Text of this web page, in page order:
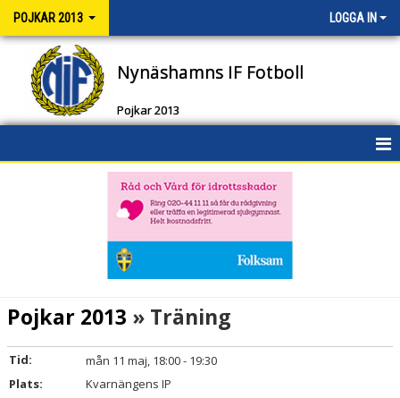
POJKAR 2013 LOGGA IN
Nynäshamns IF Fotboll
Pojkar 2013
TRUPPEN
Pojkar 2013 » Träning
Tid:
mån 11 maj, 18:00 - 19:30
Plats:
Kvarnängens IP